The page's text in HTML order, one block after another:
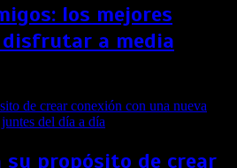
los mejores
a media
su propósito de crear